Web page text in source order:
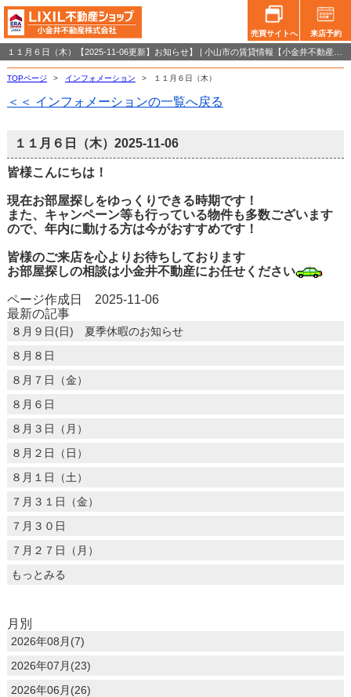
売買サイトへ 来店予約
TOPページ > インフォメーション > １１月６日（木）
＜＜ インフォメーションの一覧へ戻る
１１月６日（木） 2025-11-06
皆様こんにちは！
現在お部屋探しをゆっくりできる時期です！
また、キャンペーン等も行っている物件も多数ございます
ので、年内に動ける方は今がおすすめです！
皆様のご来店を心よりお待ちしております
お部屋探しの相談は小金井不動産にお任せください
ページ作成日 2025-11-06
最新の記事
８月９日(日) 夏季休暇のお知らせ
８月８日
８月７日（金）
８月６日
８月３日（月）
８月２日（日）
８月１日（土）
７月３１日（金）
７月３０日
７月２７日（月）
もっとみる
月別
2026年08月(7)
2026年07月(23)
2026年06月(26)